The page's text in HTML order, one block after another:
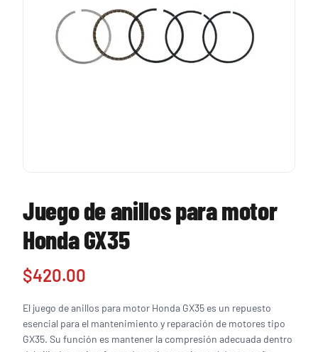
Juego de anillos para motor
Honda GX35
$420.00
El juego de anillos para motor Honda GX35 es un repuesto
esencial para el mantenimiento y reparación de motores tipo
GX35. Su función es mantener la compresión adecuada dentro